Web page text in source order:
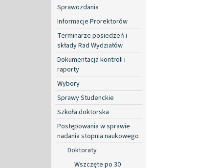
Sprawozdania
Informacje Prorektorów
Terminarze posiedzeń i
składy Rad Wydziałów
Dokumentacja kontroli i
raporty
Wybory
Sprawy Studenckie
Szkoła doktorska
Postępowania w sprawie
nadania stopnia naukowego
Doktoraty
Wszczęte po 30